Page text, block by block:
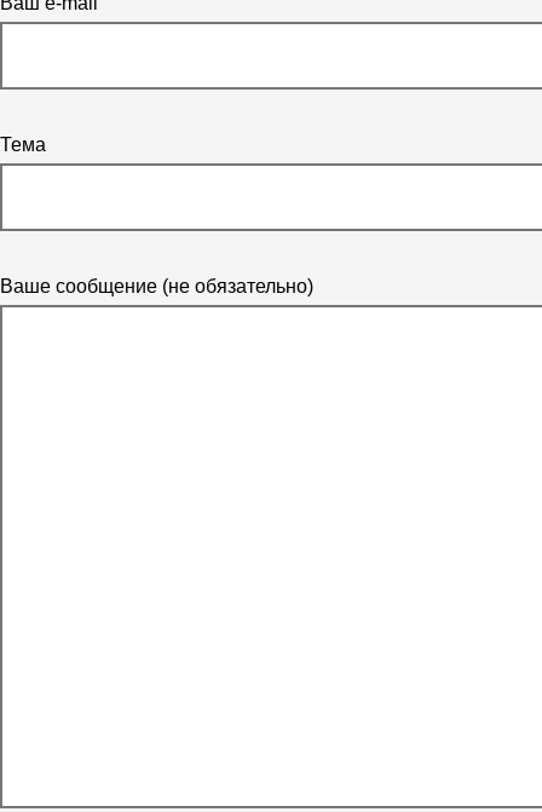
Тема
Ваше сообщение (не обязательно)